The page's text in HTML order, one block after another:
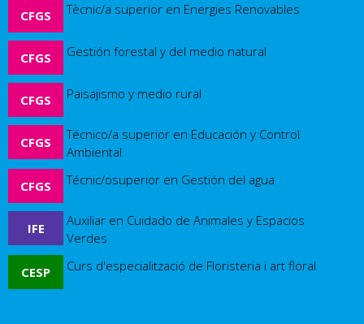
CFGS Tècnic/a superior en Energies Renovables
CFGS Gestión forestal y del medio natural
CFGS Paisajismo y medio rural
CFGS
Técnico/a superior en Educación y Control
Ambiental
CFGS Técnic/osuperior en Gestión del agua
IFE
Auxiliar en Cuidado de Animales y Espacios
Verdes
CESP Curs d'especialització de Floristeria i art floral